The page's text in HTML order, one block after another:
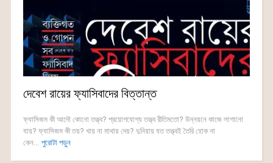
দেবেশ রায়ের ফ্যাসিবাদের বিত্তান্ত
ফ্যাসিজম কী আদৌ কোনো তত্ত্ব? প্রয়োগযোগ্য তত্ত্ব রীতিমতো? উন্নয়নে কাজে লাগানো
যায়? ফ্যাসিজম কী তয়? খায় না মাথায় দেয়? দুনিয়ায় যত তত্ত্বই তৈরি হোক না
কেন... পুরোটা পড়ুন